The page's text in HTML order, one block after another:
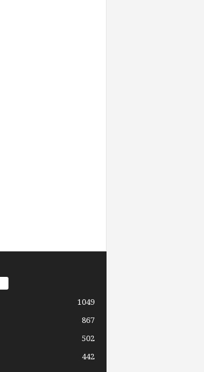
1049
867
502
442